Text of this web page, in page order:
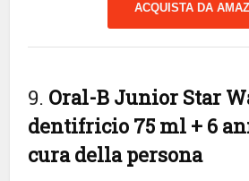
ACQUISTA DA
9. Oral-B Junior Star
dentifricio 75 ml + 6
cura della persona